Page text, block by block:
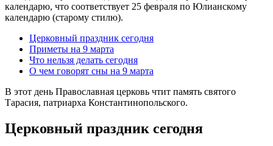
календарю, что соответствует 25 февраля по Юлианскому
календарю (старому стилю).
Церковный праздник сегодня
Приметы на 9 марта
Что нельзя делать сегодня
О чем говорят сны на 9 марта
В этот день Православная церковь чтит память святого
Тарасия, патриарха Константинопольского.
Церковный праздник сегодня